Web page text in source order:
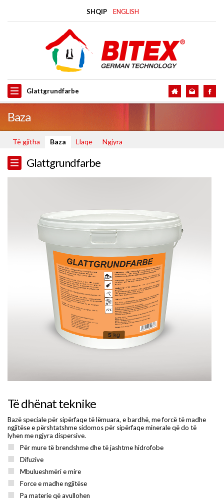
SHQIP ENGLISH
Glattgrundfarbe
Baza
Të gjitha Baza Llaqe Ngjyra
Glattgrundfarbe
Të dhënat teknike
Bazë speciale për sipërfaqe të lëmuara, e bardhë, me forcë të madhe
ngjitëse e përshtatshme sidomos për sipërfaqe minerale që do të
lyhen me ngjyra dispersive.
Për mure të brendshme dhe të jashtme hidrofobe
Difuzive
Mbulueshmëri e mire
Force e madhe ngjitëse
Pa materie që avullohen